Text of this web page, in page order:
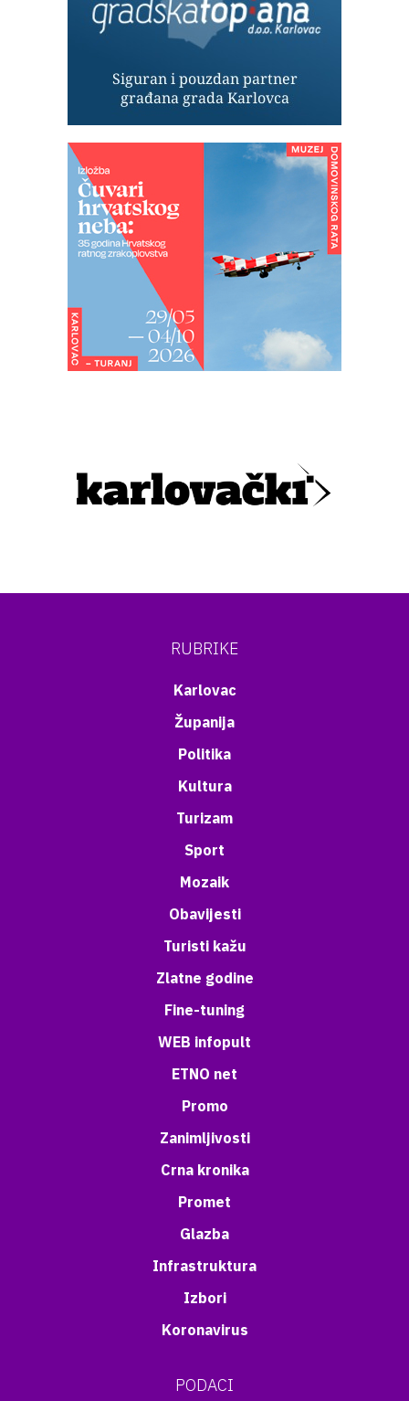
RUBRIKE
Karlovac
Županija
Politika
Kultura
Turizam
Sport
Mozaik
Obavijesti
Turisti kažu
Zlatne godine
Fine-tuning
WEB infopult
ETNO net
Promo
Zanimljivosti
Crna kronika
Promet
Glazba
Infrastruktura
Izbori
Koronavirus
PODACI